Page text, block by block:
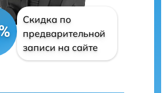
Скидка по
предварительной
записи на сайте